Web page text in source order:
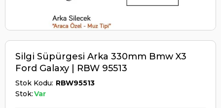
Silgi Süpürgesi Arka 330mm Bmw X3
Ford Galaxy | RBW 95513
Stok Kodu RBW95513
Stok:Var